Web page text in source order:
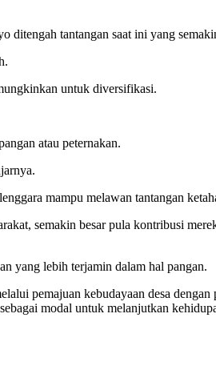
tantangan saat ini yang
untuk diversifikasi.
atau peternakan.
mampu melawan tantangan
semakin besar pula kontribusi
yang lebih terjamin dalam hal pangan.
pemajuan kebudayaan desa
modal untuk melanjutkan